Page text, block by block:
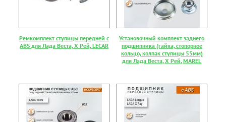
Ремкомплект ступицы передней с
ABS для Лада Веста, Х Рей, LECAR
Установочный комплект заднего
подшипника (гайка, стопорное
кольцо, колпак ступицы 55мм)
для Лада Веста, Х Рей, MAREL